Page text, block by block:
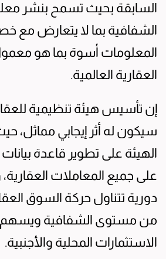
السابقة بحيث تسمح بنشر
الشفافية بما لا يتعارض مع
المعلومات أسوة بما هو
العقارية العالمية.
إن تأسيس هيئة تنظيمية
سيكون له أثر إيجابي مماثل،
الهيئة على تطوير قاعدة
على جميع المعاملات العقارية،
دورية تتناول حركة السوق
من مستوى الشفافية
الاستثمارات المحلية والأجنبية.